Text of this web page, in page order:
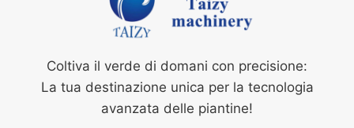
Coltiva il verde di domani con precisione:
La tua destinazione unica per la tecnologia
avanzata delle piantine!